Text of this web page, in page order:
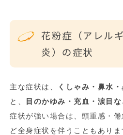
花粉症（アレル
炎）の症状
主な症状は、
くしゃみ・鼻水
と、
目のかゆみ・充血・涙目
症状が強い場合は、頭重感・
ど全身症状を伴うこともありま